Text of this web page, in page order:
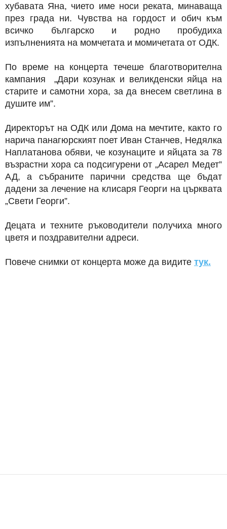
хубавата Яна, чието име носи реката, минаваща
през града ни. Чувства на гордост и обич към
всичко българско и родно пробудиха
изпълненията на момчетата и момичетата от ОДК.
По време на концерта течеше благотворителна
кампания „Дари козунак и великденски яйца на
старите и самотни хора, за да внесем светлина в
душите им”.
Директорът на ОДК или Дома на мечтите, както го
нарича панагюрският поет Иван Станчев, Недялка
Наплатанова обяви, че козунаците и яйцата за 78
възрастни хора са подсигурени от „Асарел Медет”
АД, а събраните парични средства ще бъдат
дадени за лечение на клисаря Георги на църквата
„Свети Георги”.
Децата и техните ръководители получиха много
цветя и поздравителни адреси.
Повече снимки от концерта може да видите тук.